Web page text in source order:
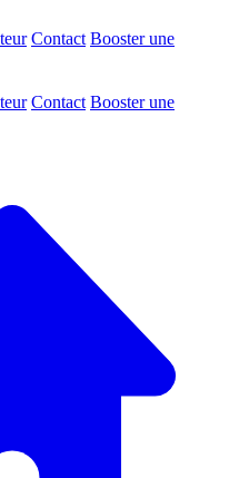
Contact Booster une
Contact Booster une